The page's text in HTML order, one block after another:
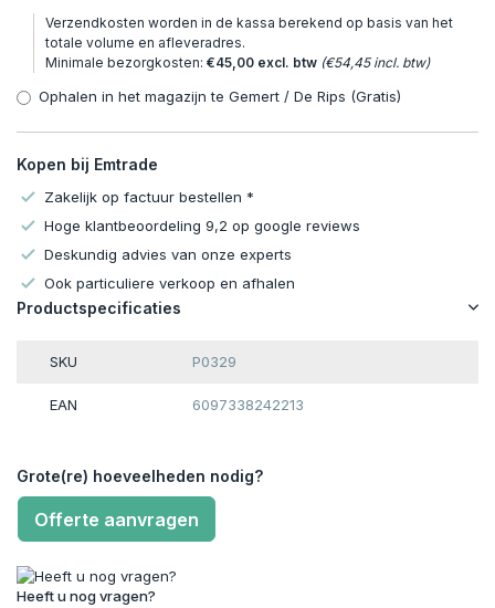
Verzendkosten worden in de kassa berekend op basis van het
totale volume en afleveradres.
Minimale bezorgkosten: €45,00 excl. btw (€54,45 incl. btw)
Ophalen in het magazijn te Gemert / De Rips (Gratis)
Kopen bij Emtrade
Zakelijk op factuur bestellen *
Hoge klantbeoordeling 9,2 op google reviews
Deskundig advies van onze experts
Ook particuliere verkoop en afhalen
Productspecificaties
SKU P0329
EAN 6097338242213
Grote(re) hoeveelheden nodig?
Offerte aanvragen
Heeft u nog vragen?